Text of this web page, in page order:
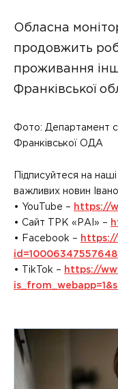
Обласна
продовжить
проживання
Франківської
Фото: Департамент
Франківської ОДА
Підписуйтеся на
важливих новин
• YouTube – https://
• Сайт ТРК «РАІ» –
• Facebook –
• TikTok – https://